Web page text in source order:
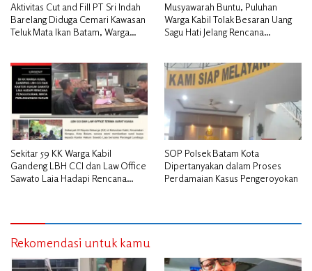
Aktivitas Cut and Fill PT Sri Indah
Barelang Diduga Cemari Kawasan
Teluk Mata Ikan Batam, Warga
Musyawarah Buntu, Puluhan
Warga Kabil Tolak Besaran Uang
Sagu Hati Jelang Rencana
Sekitar 59 KK Warga Kabil
Gandeng LBH CCI dan Law Office
Sawato Laia Hadapi Rencana
SOP Polsek Batam Kota
Dipertanyakan dalam Proses
Perdamaian Kasus Pengeroyokan
Rekomendasi untuk kamu